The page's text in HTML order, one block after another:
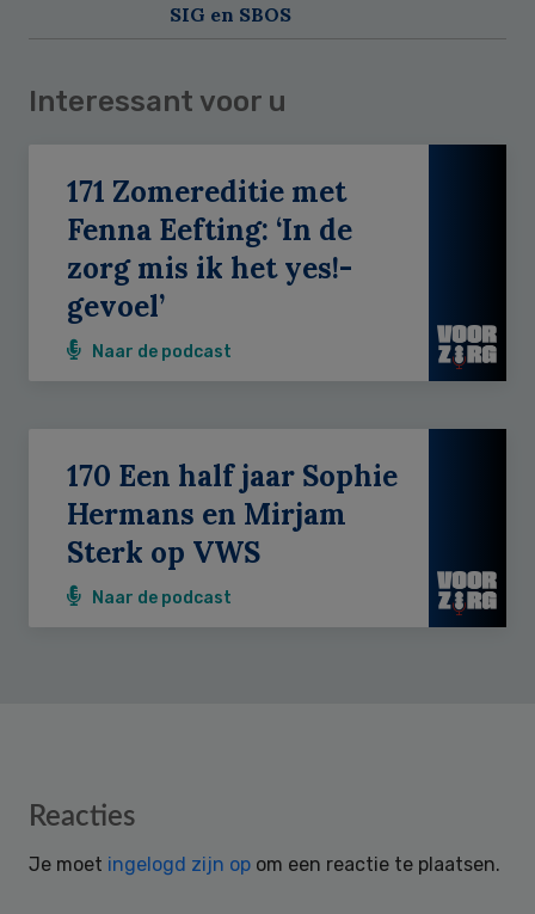
SIG en SBOS
Interessant voor u
171 Zomereditie met
Fenna Eefting: ‘In de
zorg mis ik het yes!-
gevoel’
Naar de podcast
170 Een half jaar Sophie
Hermans en Mirjam
Sterk op VWS
Naar de podcast
Reader
Reacties
Je moet ingelogd zijn op om een reactie te plaatsen.